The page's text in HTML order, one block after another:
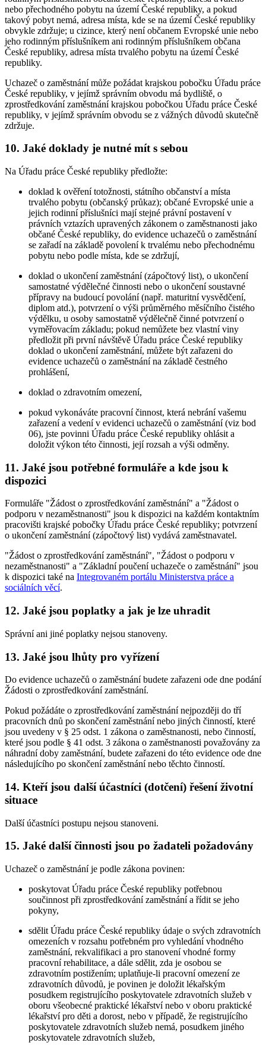
nebo přechodného pobytu na území České republiky, a pokud
takový pobyt nemá, adresa místa, kde se na území České republiky
obvykle zdržuje; u cizince, který není občanem Evropské unie nebo
jeho rodinným příslušníkem ani rodinným příslušníkem občana
České republiky, adresa místa trvalého pobytu na území České
republiky.
Uchazeč o zaměstnání může požádat krajskou pobočku Úřadu práce
České republiky, v jejímž správním obvodu má bydliště, o
zprostředkování zaměstnání krajskou pobočkou Úřadu práce České
republiky, v jejímž správním obvodu se z vážných důvodů skutečně
zdržuje.
10. Jaké doklady je nutné mít s sebou
Na Úřadu práce České republiky předložte:
doklad k ověření totožnosti, státního občanství a místa
trvalého pobytu (občanský průkaz); občané Evropské unie a
jejich rodinní příslušníci mají stejné právní postavení v
právních vztazích upravených zákonem o zaměstnanosti jako
občané České republiky, do evidence uchazečů o zaměstnání
se zařadí na základě povolení k trvalému nebo přechodnému
pobytu nebo podle místa, kde se zdržují,
doklad o ukončení zaměstnání (zápočtový list), o ukončení
samostatné výdělečné činnosti nebo o ukončení soustavné
přípravy na budoucí povolání (např. maturitní vysvědčení,
diplom atd.), potvrzení o výši průměrného měsíčního čistého
výdělku, u osoby samostatně výdělečně činné potvrzení o
vyměřovacím základu; pokud nemůžete bez vlastní viny
předložit při první návštěvě Úřadu práce České republiky
doklad o ukončení zaměstnání, můžete být zařazeni do
evidence uchazečů o zaměstnání na základě čestného
prohlášení,
doklad o zdravotním omezení,
pokud vykonáváte pracovní činnost, která nebrání vašemu
zařazení a vedení v evidenci uchazečů o zaměstnání (viz bod
06), jste povinni Úřadu práce České republiky ohlásit a
doložit výkon této činnosti, její rozsah a výši odměny.
11. Jaké jsou potřebné formuláře a kde jsou k
dispozici
Formuláře "Žádost o zprostředkování zaměstnání" a "Žádost o
podporu v nezaměstnanosti" jsou k dispozici na každém kontaktním
pracovišti krajské pobočky Úřadu práce České republiky; potvrzení
o ukončení zaměstnání (zápočtový list) vydává zaměstnavatel.
"Žádost o zprostředkování zaměstnání", "Žádost o podporu v
nezaměstnanosti" a "Základní poučení uchazeče o zaměstnání" jsou
k dispozici také na Integrovaném portálu Ministerstva práce a
sociálních věcí.
12. Jaké jsou poplatky a jak je lze uhradit
Správní ani jiné poplatky nejsou stanoveny.
13. Jaké jsou lhůty pro vyřízení
Do evidence uchazečů o zaměstnání budete zařazeni ode dne podání
Žádosti o zprostředkování zaměstnání.
Pokud požádáte o zprostředkování zaměstnání nejpozději do tří
pracovních dnů po skončení zaměstnání nebo jiných činností, které
jsou uvedeny v § 25 odst. 1 zákona o zaměstnanosti, nebo činností,
které jsou podle § 41 odst. 3 zákona o zaměstnanosti považovány za
náhradní doby zaměstnání, budete zařazeni do této evidence ode dne
následujícího po skončení zaměstnání nebo těchto činností.
14. Kteří jsou další účastníci (dotčení) řešení životní
situace
Další účastníci postupu nejsou stanoveni.
15. Jaké další činnosti jsou po žadateli požadovány
Uchazeč o zaměstnání je podle zákona povinen:
poskytovat Úřadu práce České republiky potřebnou
součinnost při zprostředkování zaměstnání a řídit se jeho
pokyny,
sdělit Úřadu práce České republiky údaje o svých zdravotních
omezeních v rozsahu potřebném pro vyhledání vhodného
zaměstnání, rekvalifikaci a pro stanovení vhodné formy
pracovní rehabilitace, a dále sdělit, zda je osobou se
zdravotním postižením; uplatňuje-li pracovní omezení ze
zdravotních důvodů, je povinen je doložit lékařským
posudkem registrujícího poskytovatele zdravotních služeb v
oboru všeobecné praktické lékařství nebo v oboru praktické
lékařství pro děti a dorost, nebo v případě, že registrujícího
poskytovatele zdravotních služeb nemá, posudkem jiného
poskytovatele zdravotních služeb,